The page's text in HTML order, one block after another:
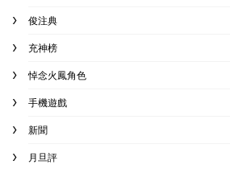
俊注典
充神榜
悼念火鳳角色
手機遊戲
新聞
月旦評